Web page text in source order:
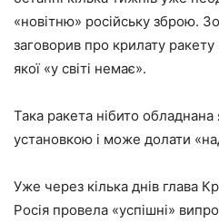
«новітню» російську зброю.
заговорив про крилату ракету
якої «у світі немає».
Така ракета нібито
установкою і може долати
Уже через кілька днів глава
Росія провела «успішні»